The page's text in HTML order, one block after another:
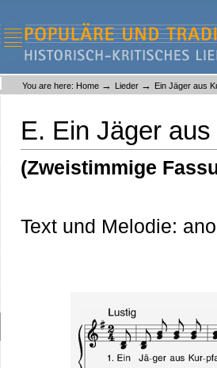
Liederlexikon
You are here: Home → Lieder → Ein Jäger aus
E. Ein Jäger
(Zweistimmige
Text und Melodie: